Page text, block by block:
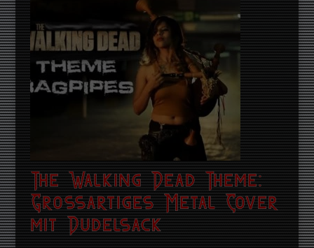
The Walking Dead Theme:
Grossartiges Metal Cover
mit Dudelsack